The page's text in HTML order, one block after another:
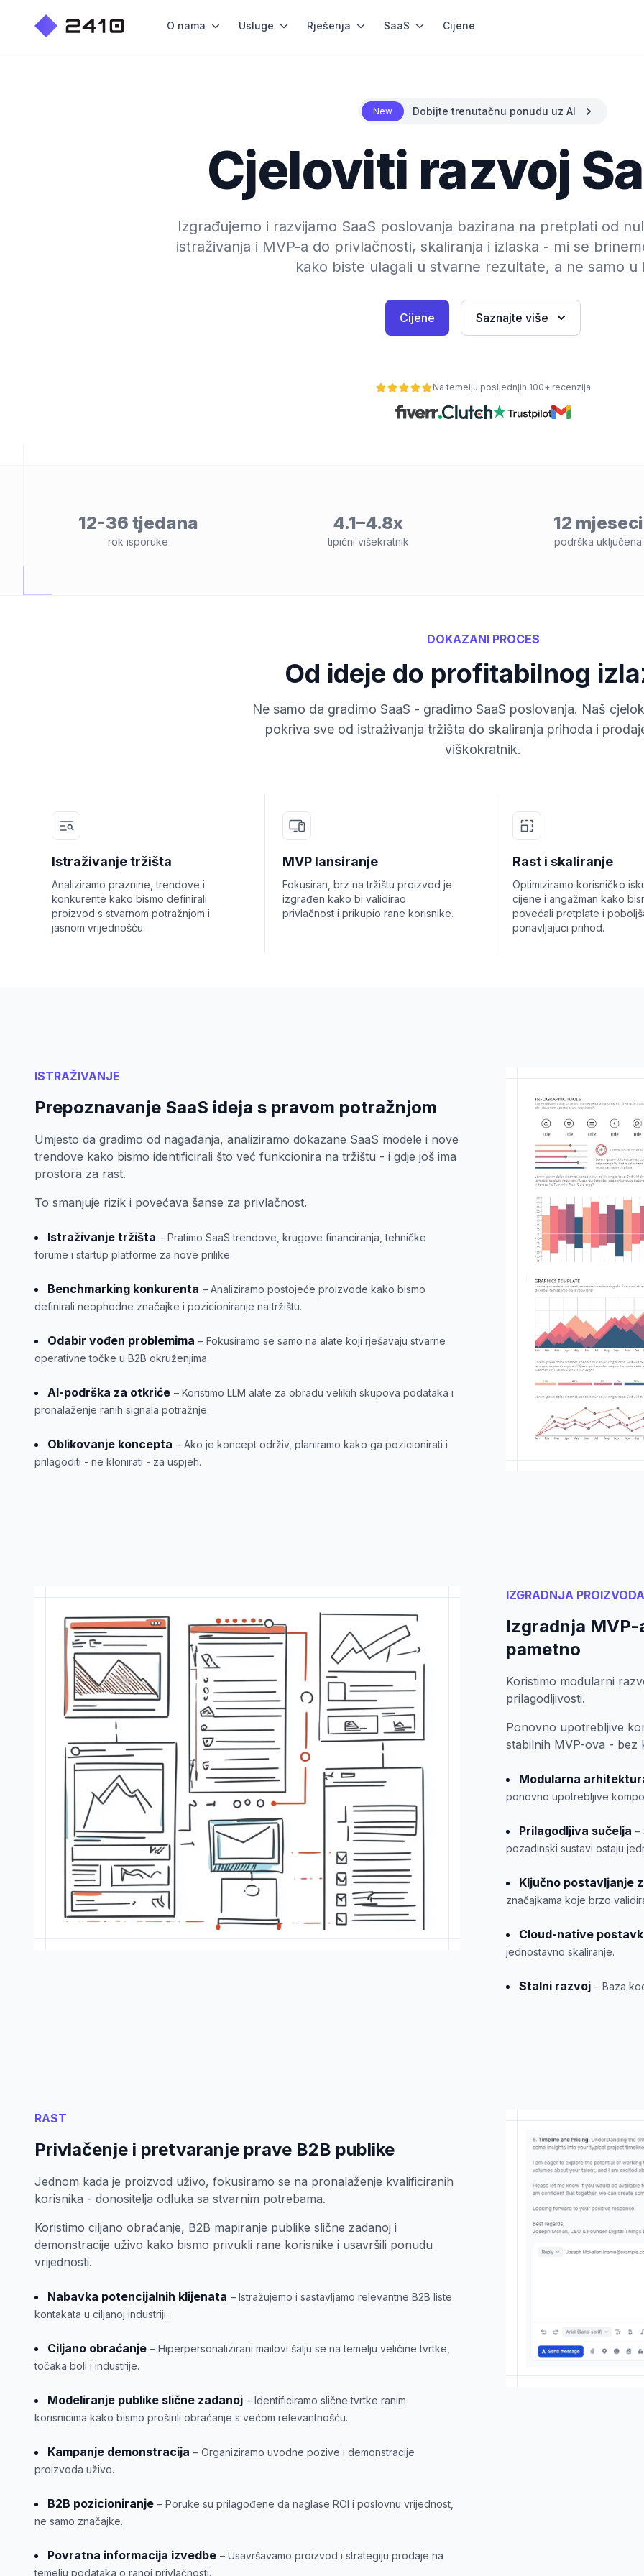
O nama Usluge Rješenja SaaS Cijene
New Dobijte trenutačnu ponudu uz AI
Cjeloviti razvoj
Izgrađujemo i razvijamo SaaS poslovanja bazirana na pretplati od
istraživanja i MVP-a do privlačnosti, skaliranja i izlaska - mi se
kako biste ulagali u stvarne rezultate, a ne samo u
Cijene Saznajte više
Na temelju posljednjih 100+ recenzija
12-36 tjedana
rok isporuke
4.1–4.8x
tipični višekratnik
12 mjeseci
podrška uključena
DOKAZANI PROCES
Od ideje do profitabilnog
Ne samo da gradimo SaaS - gradimo SaaS poslovanja. Naš
pokriva sve od istraživanja tržišta do skaliranja prihoda i
viškokratnik.
Istraživanje tržišta
Analiziramo praznine, trendove i
konkurente kako bismo definirali
proizvod s stvarnom potražnjom i
jasnom vrijednošću.
MVP lansiranje
Fokusiran, brz na tržištu proizvod je
izgrađen kako bi validirao
privlačnost i prikupio rane korisnike.
Rast i skaliranje
Optimiziramo korisničko
cijene i angažman kako
povećali pretplate i
ponavljajući prihod.
ISTRAŽIVANJE
Prepoznavanje SaaS ideja s pravom potražnjom
Umjesto da gradimo od nagađanja, analiziramo dokazane SaaS modele i nove
trendove kako bismo identificirali što već funkcionira na tržištu - i gdje još ima
prostora za rast.
To smanjuje rizik i povećava šanse za privlačnost.
Istraživanje tržišta – Pratimo SaaS trendove, krugove financiranja, tehničke
forume i startup platforme za nove prilike.
Benchmarking konkurenta – Analiziramo postojeće proizvode kako bismo
definirali neophodne značajke i pozicioniranje na tržištu.
Odabir vođen problemima – Fokusiramo se samo na alate koji rješavaju stvarne
operativne točke u B2B okruženjima.
AI-podrška za otkriće – Koristimo LLM alate za obradu velikih skupova podataka i
pronalaženje ranih signala potražnje.
Oblikovanje koncepta – Ako je koncept održiv, planiramo kako ga pozicionirati i
prilagoditi - ne klonirati - za uspjeh.
IZGRADNJA PROIZVODA
Izgradnja
pametno
Koristimo modularni
prilagodljivosti.
Ponovno upotrebljive
stabilnih MVP-ova - bez
Modularna
ponovno upotrebljive
Prilagodljiva sučelja –
pozadinski sustavi ostaju
Ključno postavljanje
značajkama koje brzo
Cloud-native
jednostavno skaliranje.
Stalni razvoj – Baza
RAST
Privlačenje i pretvaranje prave B2B publike
Jednom kada je proizvod uživo, fokusiramo se na pronalaženje kvalificiranih
korisnika - donositelja odluka sa stvarnim potrebama.
Koristimo ciljano obraćanje, B2B mapiranje publike slične zadanoj i
demonstracije uživo kako bismo privukli rane korisnike i usavršili ponudu
vrijednosti.
Nabavka potencijalnih klijenata – Istražujemo i sastavljamo relevantne B2B liste
kontakata u ciljanoj industriji.
Ciljano obraćanje – Hiperpersonalizirani mailovi šalju se na temelju veličine tvrtke,
točaka boli i industrije.
Modeliranje publike slične zadanoj – Identificiramo slične tvrtke ranim
korisnicima kako bismo proširili obraćanje s većom relevantnošću.
Kampanje demonstracija – Organiziramo uvodne pozive i demonstracije
proizvoda uživo.
B2B pozicioniranje – Poruke su prilagođene da naglase ROI i poslovnu vrijednost,
ne samo značajke.
Povratna informacija izvedbe – Usavršavamo proizvod i strategiju prodaje na
temelju podataka o ranoj privlačnosti.